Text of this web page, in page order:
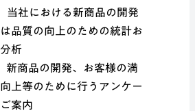
当社における新商品の開発
品質の向上のための統計お
析
新商品の開発、お客様の満
上等のために行うアンケー
ご案内